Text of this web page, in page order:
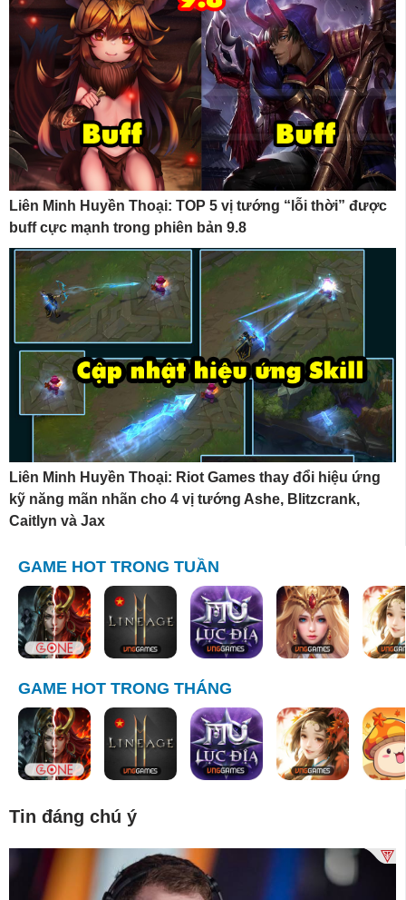
Liên Minh Huyền Thoại: TOP 5 vị tướng “lỗi thời” được
buff cực mạnh trong phiên bản 9.8
Liên Minh Huyền Thoại: Riot Games thay đổi hiệu ứng
kỹ năng mãn nhãn cho 4 vị tướng Ashe, Blitzcrank,
Caitlyn và Jax
GAME HOT TRONG TUẦN
GAME HOT TRONG THÁNG
Tin đáng chú ý